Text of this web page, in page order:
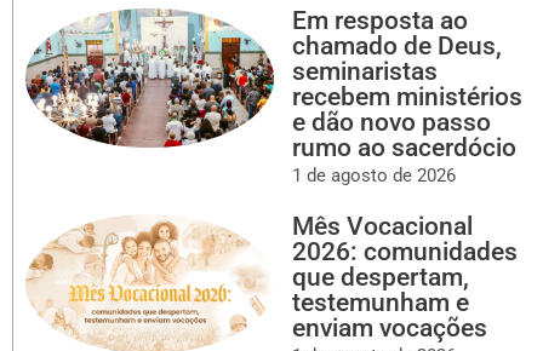
Em resposta ao
chamado de Deus,
seminaristas
recebem ministérios
e dão novo passo
rumo ao sacerdócio
1 de agosto de 2026
Mês Vocacional
2026: comunidades
que despertam,
testemunham e
enviam vocações